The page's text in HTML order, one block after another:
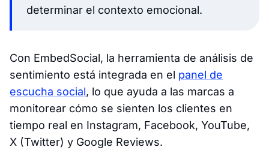
determinar el contexto emocional.
Con EmbedSocial, la herramienta de análisis de
sentimiento está integrada en el panel de
escucha social, lo que ayuda a las marcas a
monitorear cómo se sienten los clientes en
tiempo real en Instagram, Facebook, YouTube,
X (Twitter) y Google Reviews.